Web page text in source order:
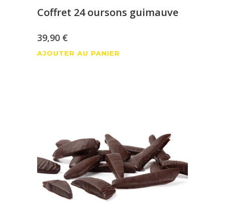
Coffret 24 oursons guimauve
39,90 €
AJOUTER AU PANIER